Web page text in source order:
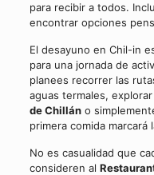
para recibir a todos.
encontrar opciones
El desayuno en Chil-in
para una jornada de
planees recorrer las
aguas termales, explorar
de Chilláno
primera comida marcará
No es casualidad que
consideren al